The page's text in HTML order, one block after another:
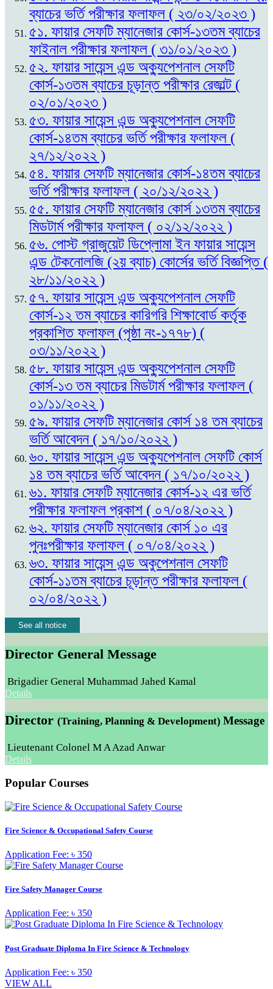
ব্যাচের ভর্তি পরীক্ষার ফলাফল ( ২৩/০২/২০২৩ )
৫১. ফায়ার সেফটি ম্যানেজার কোর্স-১৩তম ব্যাচের
ফাইনাল পরীক্ষার ফলাফল ( ৩১/০১/২০২৩ )
৫২. ফায়ার সায়েন্স এন্ড অক্যুপেশনাল সেফটি
কোর্স-১৩তম ব্যাচের চূড়ান্ত পরীক্ষার রেজাল্ট (
০২/০১/২০২৩ )
৫৩. ফায়ার সায়েন্স এন্ড অক্যুপেশনাল সেফটি
কোর্স-১৪তম ব্যাচের ভর্তি পরীক্ষার ফলাফল (
২৭/১২/২০২২ )
৫৪. ফায়ার সেফটি ম্যানেজার কোর্স-১৪তম ব্যাচের
ভর্তি পরীক্ষার ফলাফল ( ২০/১২/২০২২ )
৫৫. ফায়ার সেফটি ম্যানেজার কোর্স ১৩তম ব্যাচের
মিডটার্ম পরীক্ষার ফলাফল ( ০২/১২/২০২২ )
৫৬. পোস্ট গ্রাজুয়েট ডিপ্লোমা ইন ফায়ার সায়েন্স
এন্ড টেকনোলজি (২য় ব্যাচ) কোর্সের ভর্তি বিজ্ঞপ্তি (
২৮/১১/২০২২ )
৫৭. ফায়ার সায়েন্স এন্ড অক্যুপেশনাল সেফটি
কোর্স-১২ তম ব্যাচের কারিগরি শিক্ষাবোর্ড কর্তৃক
প্রকাশিত ফলাফল (পৃষ্ঠা নং-১৭৭৮) (
০৩/১১/২০২২ )
৫৮. ফায়ার সায়েন্স এন্ড অক্যুপেশনাল সেফটি
কোর্স-১৩ তম ব্যাচের মিডটার্ম পরীক্ষার ফলাফল (
০১/১১/২০২২ )
৫৯. ফায়ার সেফটি ম্যানেজার কোর্স ১৪ তম ব্যাচের
ভর্তি আবেদন ( ১৭/১০/২০২২ )
৬০. ফায়ার সায়েন্স এন্ড অক্যুপেশনাল সেফটি কোর্স
১৪ তম ব্যাচের ভর্তি আবেদন ( ১৭/১০/২০২২ )
৬১. ফায়ার সেফটি ম্যানেজার কোর্স-১২ এর ভর্তি
পরীক্ষার ফলাফল প্রকাশ ( ০৭/০৪/২০২২ )
৬২. ফায়ার সেফটি ম্যানেজার কোর্স ১০ এর
পুনঃপরীক্ষার ফলাফল ( ০৭/০৪/২০২২ )
৬৩. ফায়ার সায়েন্স এন্ড অকুপেশনাল সেফটি
কোর্স-১১তম ব্যাচের চূড়ান্ত পরীক্ষার ফলাফল (
০২/০৪/২০২২ )
See all notice
Director General Message
Brigadier General Muhammad Jahed Kamal
Details
Director (Training, Planning & Development) Message
Lieutenant Colonel M A Azad Anwar
Details
Popular Courses
Fire Science & Occupational Safety Course
Application Fee: ৳ 350
Fire Safety Manager Course
Application Fee: ৳ 350
Post Graduate Diploma In Fire Science & Technology
Application Fee: ৳ 350
VIEW ALL